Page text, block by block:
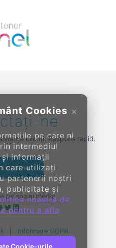
×
Cookies
pe care ni
intermediul
informații
care utilizați
partenerii noștri
publicitate și
noastră de
pentru a afla
Cookie-urile
ne
clienți. Răspuns rapid.
ne
pe social media
Informare GDPR